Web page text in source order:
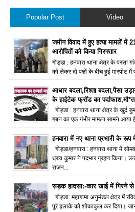
Popular Post Video
जमीन विवाद में हुए हत्या मामलें में
आरोपितों को किया गिरफ्तार
गोड्डा : हनवारा थाना क्षेत्र के परसा
को लेकर दो पक्षों के बीच हुई मारपीट में
आधार बदला,रिश्ता बदला,पैसा
के हाईटेक फ्रॉड का
गोड्डा : हनवारा थाना क्षेत्र के खुर्द
गबन का एक गंभीर मामला सामने
हनवारा में नए थाना प्रभारी के
गोड्डा/हनवारा : हनवारा थाना में
ध्रुव कुमार ने पदभार ग्रहण किया।
राजन...
सड़क हादसा:-कार खाई में गिरने से
गोड्डा: महागामा अनुमंडल क्षेत्र में
पूरे इलाके को शोकाकुल कर दिया।